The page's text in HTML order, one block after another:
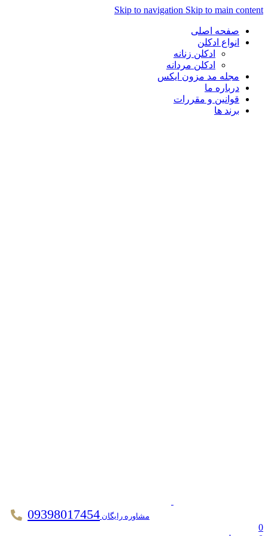
Skip to navigation Skip to main
صفحه اصلی
انواع ادکلن
ادکلن زنانه
ادکلن مردانه
مجله مد مزون ایکس
درباره ما
قوانین و مقررات
برند ها
مشاوره رایگان 09398017454